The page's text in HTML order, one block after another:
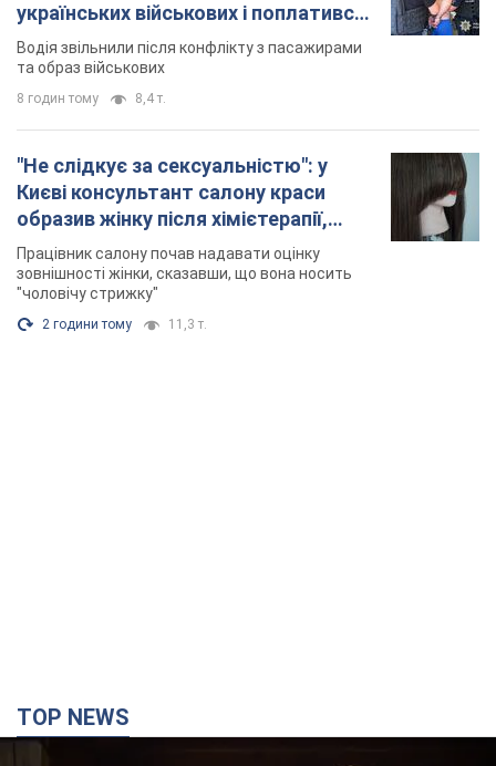
українських військових і поплатився.
Відео
Водія звільнили після конфлікту з пасажирами
та образ військових
8 годин тому 8,4 т.
"Не слідкує за сексуальністю": у
Києві консультант салону краси
образив жінку після хімієтерапії,
розгорівся скандал. Фото
Працівник салону почав надавати оцінку
зовнішності жінки, сказавши, що вона носить
"чоловічу стрижку"
2 години тому 11,3 т.
TOP NEWS